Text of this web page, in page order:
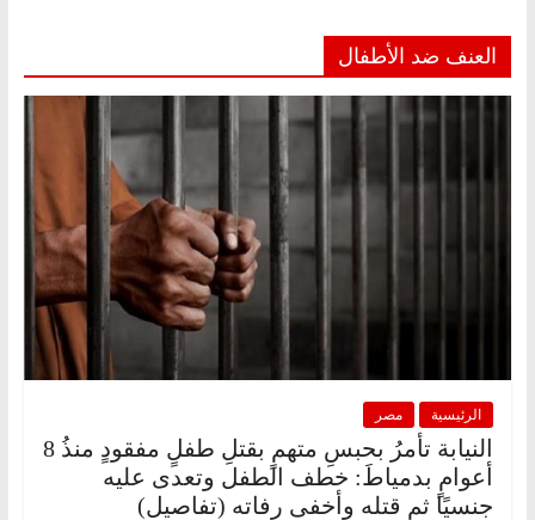
العنف ضد الأطفال
الرئيسية مصر
النيابة تأمرُ بحبسِ متهمٍ بقتلِ طفلٍ مفقودٍ منذُ 8
أعوامٍ بدمياطَ: خطف الطفل وتعدى عليه
جنسيًا ثم قتله وأخفى رفاته (تفاصيل)